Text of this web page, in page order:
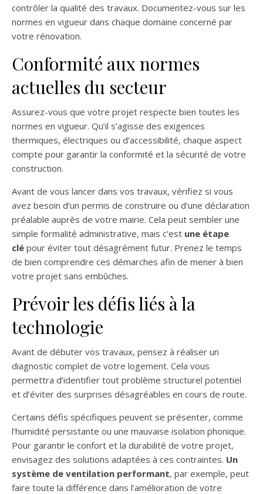
contrôler la qualité des travaux. Documentez-vous sur les
normes en vigueur dans chaque domaine concerné par
votre rénovation.
Conformité aux normes
actuelles du secteur
Assurez-vous que votre projet respecte bien toutes les
normes en vigueur. Qu’il s’agisse des exigences
thermiques, électriques ou d’accessibilité, chaque aspect
compte pour garantir la conformité et la sécurité de votre
construction.
Avant de vous lancer dans vos travaux, vérifiez si vous
avez besoin d’un permis de construire ou d’une déclaration
préalable auprès de votre mairie. Cela peut sembler une
simple formalité administrative, mais c’est une étape
clé pour éviter tout désagrément futur. Prenez le temps
de bien comprendre ces démarches afin de mener à bien
votre projet sans embûches.
Prévoir les défis liés à la
technologie
Avant de débuter vos travaux, pensez à réaliser un
diagnostic complet de votre logement. Cela vous
permettra d’identifier tout problème structurel potentiel
et d’éviter des surprises désagréables en cours de route.
Certains défis spécifiques peuvent se présenter, comme
l’humidité persistante ou une mauvaise isolation phonique.
Pour garantir le confort et la durabilité de votre projet,
envisagez des solutions adaptées à ces contraintes. Un
système de ventilation performant, par exemple, peut
faire toute la différence dans l’amélioration de votre